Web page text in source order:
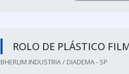
ROLO DE PLÁSTICO
BHERLIM INDUSTRIA / DIADEMA - SP